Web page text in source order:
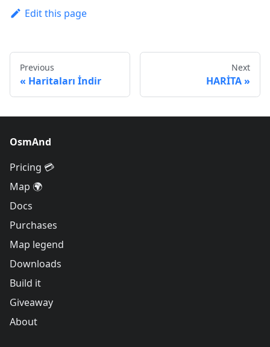
Edit this page
Previous
Haritaları İndir
Next
HARİTA
OsmAnd
Pricing 💳
Map 🌍
Docs
Purchases
Map legend
Downloads
Build it
Giveaway
About